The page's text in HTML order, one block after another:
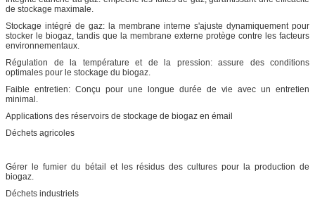
de stockage maximale.
Stockage intégré de gaz: la membrane interne s'ajuste dynamiquement pour
stocker le biogaz, tandis que la membrane externe protège contre les facteurs
environnementaux.
Régulation de la température et de la pression: assure des conditions
optimales pour le stockage du biogaz.
Faible entretien: Conçu pour une longue durée de vie avec un entretien
minimal.
Applications des réservoirs de stockage de biogaz en émail
Déchets agricoles
Gérer le fumier du bétail et les résidus des cultures pour la production de
biogaz.
Déchets industriels